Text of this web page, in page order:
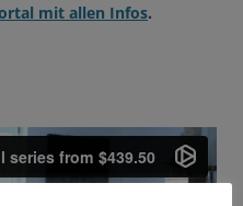
mit allen Infos.